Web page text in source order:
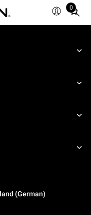
0
Total
items
cart:
(German)